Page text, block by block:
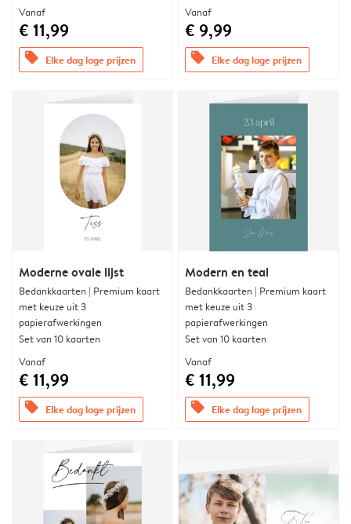
Vanaf
€ 11,99
offers Elke dag lage prijzen
Vanaf
€ 9,99
offers Elke dag lage prijzen
Moderne ovale lijst
Bedankkaarten | Premium kaart
met keuze uit 3
papierafwerkingen
Set van 10 kaarten
Vanaf
€ 11,99
offers Elke dag lage prijzen
Modern en teal
Bedankkaarten | Premium kaart
met keuze uit 3
papierafwerkingen
Set van 10 kaarten
Vanaf
€ 11,99
offers Elke dag lage prijzen